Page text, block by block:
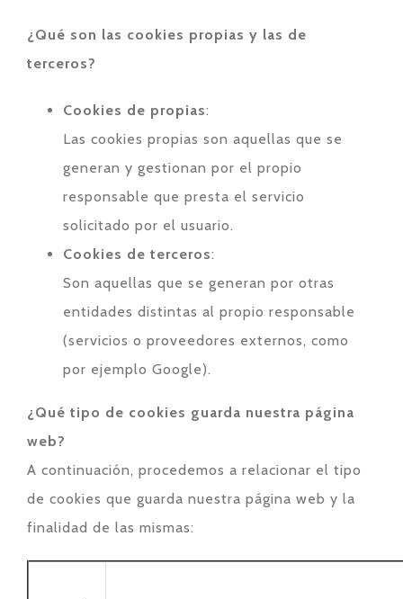
¿Qué son las cookies propias y las de
terceros?
Cookies de propias:
Las cookies propias son aquellas que se
generan y gestionan por el propio
responsable que presta el servicio
solicitado por el usuario.
Cookies de terceros:
Son aquellas que se generan por otras
entidades distintas al propio responsable
(servicios o proveedores externos, como
por ejemplo Google).
¿Qué tipo de cookies guarda nuestra página
web?
A continuación, procedemos a relacionar el tipo
de cookies que guarda nuestra página web y la
finalidad de las mismas: